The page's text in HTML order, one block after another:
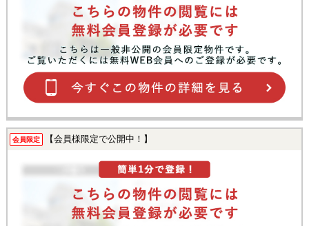
会員限定 【会員様限定で公開中！】